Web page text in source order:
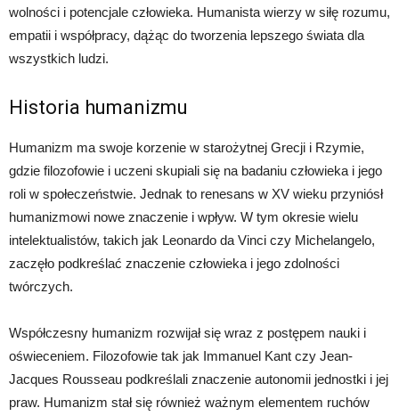
wolności i potencjale człowieka. Humanista wierzy w siłę rozumu,
empatii i współpracy, dążąc do tworzenia lepszego świata dla
wszystkich ludzi.
Historia humanizmu
Humanizm ma swoje korzenie w starożytnej Grecji i Rzymie,
gdzie filozofowie i uczeni skupiali się na badaniu człowieka i jego
roli w społeczeństwie. Jednak to renesans w XV wieku przyniósł
humanizmowi nowe znaczenie i wpływ. W tym okresie wielu
intelektualistów, takich jak Leonardo da Vinci czy Michelangelo,
zaczęło podkreślać znaczenie człowieka i jego zdolności
twórczych.
Współczesny humanizm rozwijał się wraz z postępem nauki i
oświeceniem. Filozofowie tak jak Immanuel Kant czy Jean-
Jacques Rousseau podkreślali znaczenie autonomii jednostki i jej
praw. Humanizm stał się również ważnym elementem ruchów